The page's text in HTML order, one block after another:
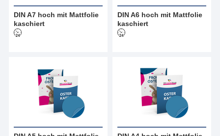
DIN A7 hoch mit Mattfolie
kaschiert
DIN A6 hoch mit Mattfolie
kaschiert